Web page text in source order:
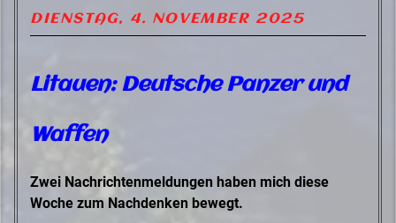
DIENSTAG, 4. NOVEMBER 2025
Litauen: Deutsche Panzer und
Waffen
Zwei Nachrichtenmeldungen haben mich diese
Woche zum Nachdenken bewegt.